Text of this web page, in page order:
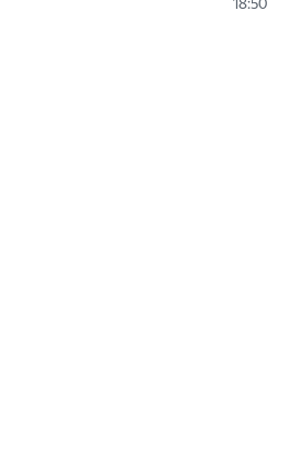
18:50